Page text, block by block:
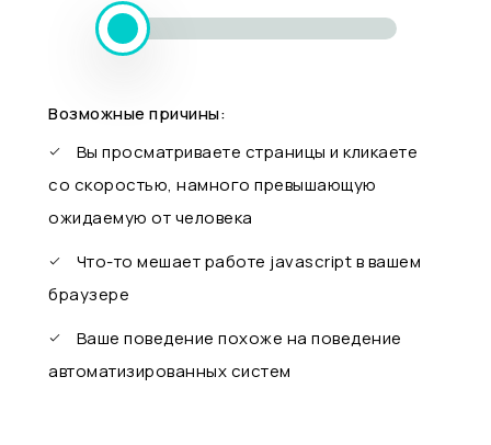
Возможные причины:
Вы просматриваете страницы и кликаете
со скоростью, намного превышающую
ожидаемую от человека
Что-то мешает работе javascript в вашем
браузере
Ваше поведение похоже на поведение
автоматизированных систем